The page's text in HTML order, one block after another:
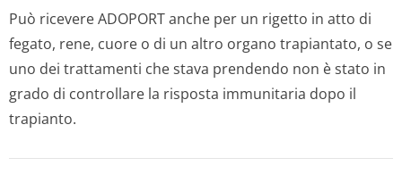
Può ricevere ADOPORT anche per un rigetto in atto di
fegato, rene, cuore o di un altro organo trapiantato, o se
uno dei trattamenti che stava prendendo non è stato in
grado di controllare la risposta immunitaria dopo il
trapianto.